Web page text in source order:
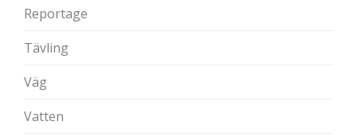
Reportage
Tävling
Väg
Vatten